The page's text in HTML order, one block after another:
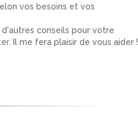
vos besoins et vos
conseils pour votre
Il me fera plaisir de vous aider !